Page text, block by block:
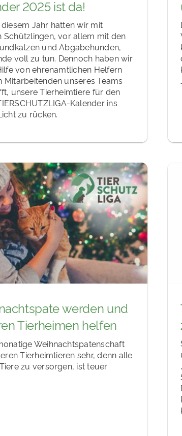
2025 ist da!
Jahr hatten wir mit
Schützlingen, vor allem mit den
und Abgabehunden,
voll zu tun. Dennoch haben wir
von ehrenamtlichen Helfern
Mitarbeitenden unseres Teams
unsere Tierheimtiere für den
Kalender ins
zu rücken.
werden und
Tierheimen helfen
Weihnachtspatenschaft
Tierheimtieren sehr, denn alle
zu versorgen, ist teuer